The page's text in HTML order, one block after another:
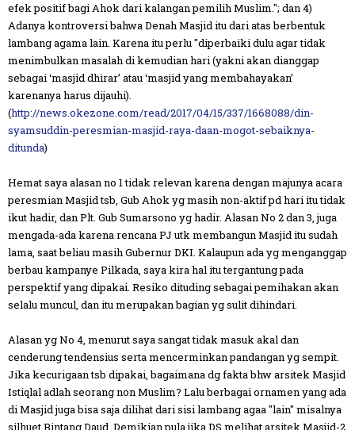
efek positif bagi Ahok dari kalangan pemilih Muslim."; dan 4)
Adanya kontroversi bahwa Denah Masjid itu dari atas berbentuk
lambang agama lain. Karena itu perlu "diperbaiki dulu agar tidak
menimbulkan masalah di kemudian hari (yakni akan dianggap
sebagai ‘masjid dhirar’ atau ‘masjid yang membahayakan’
karenanya harus dijauhi).
(http://news.okezone.com/read/2017/04/15/337/1668088/din-
syamsuddin-peresmian-masjid-raya-daan-mogot-sebaiknya-
ditunda)
Hemat saya alasan no 1 tidak relevan karena dengan majunya acara
peresmian Masjid tsb, Gub Ahok yg masih non-aktif pd hari itu tidak
ikut hadir, dan Plt. Gub Sumarsono yg hadir. Alasan No 2 dan 3, juga
mengada-ada karena rencana PJ utk membangun Masjid itu sudah
lama, saat beliau masih Gubernur DKI. Kalaupun ada yg menganggap
berbau kampanye Pilkada, saya kira hal itu tergantung pada
perspektif yang dipakai. Resiko dituding sebagai pemihakan akan
selalu muncul, dan itu merupakan bagian yg sulit dihindari.
Alasan yg No 4, menurut saya sangat tidak masuk akal dan
cenderung tendensius serta mencerminkan pandangan yg sempit.
Jika kecurigaan tsb dipakai, bagaimana dg fakta bhw arsitek Masjid
Istiqlal adlah seorang non Muslim? Lalu berbagai ornamen yang ada
di Masjid juga bisa saja dilihat dari sisi lambang agaa "lain" misalnya
silhuet Bintang Daud. Demikian pula jika DS melihat arsitek Masjid-2